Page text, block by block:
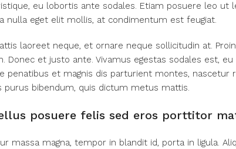
eu lobortis ante sodales. Etiam posuere leo ut
nulla eget elit mollis, at condimentum est feugiat.
laoreet neque, et ornare neque sollicitudin at.
Donec et justo ante. Vivamus egestas sodales est,
penatibus et magnis dis parturient montes, nascetur
purus bibendum, quis dictum metus mattis.
posuere felis sed eros porttitor
massa magna, tempor in blandit id, porta in ligula.